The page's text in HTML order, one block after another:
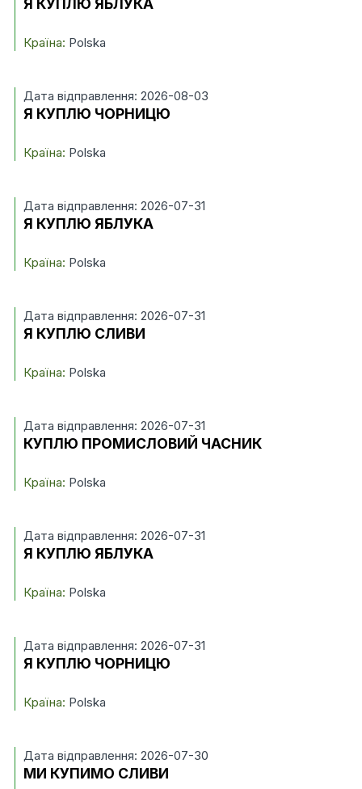
Я КУПЛЮ ЯБЛУКА
Країна: Polska
Дата відправлення: 2026-08-03
Я КУПЛЮ ЧОРНИЦЮ
Країна: Polska
Дата відправлення: 2026-07-31
Я КУПЛЮ ЯБЛУКА
Країна: Polska
Дата відправлення: 2026-07-31
Я КУПЛЮ СЛИВИ
Країна: Polska
Дата відправлення: 2026-07-31
КУПЛЮ ПРОМИСЛОВИЙ ЧАСНИК
Країна: Polska
Дата відправлення: 2026-07-31
Я КУПЛЮ ЯБЛУКА
Країна: Polska
Дата відправлення: 2026-07-31
Я КУПЛЮ ЧОРНИЦЮ
Країна: Polska
Дата відправлення: 2026-07-30
МИ КУПИМО СЛИВИ